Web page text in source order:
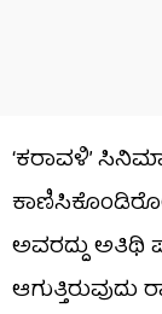
‘ಕರಾವಳಿ’
ಅವರದ್ದು ಅತಿಥಿ